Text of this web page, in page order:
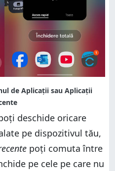
deschide oricare
pe dispozitivul tău,
poți comuta între
pe cele pe care nu